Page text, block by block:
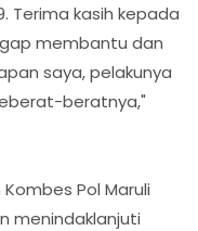
Terima kasih kepada
membantu dan
saya, pelakunya
beratnya,"
Pol Maruli
menindaklanjuti